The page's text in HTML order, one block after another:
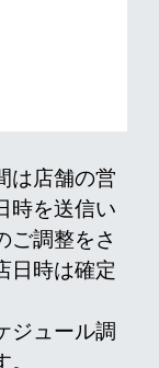
は店舗の営
時を送信い
ご調整をさ
日時は確定
ジュール調